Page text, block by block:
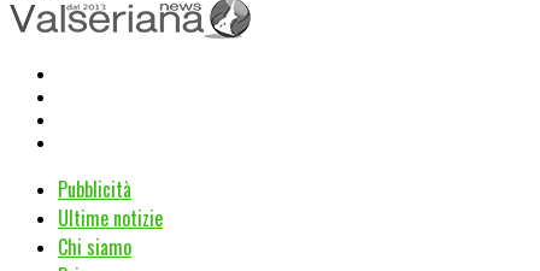
Pubblicità
Ultime notizie
Chi siamo